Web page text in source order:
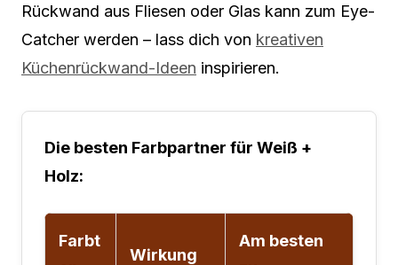
Rückwand aus Fliesen oder Glas kann zum Eye-
Catcher werden – lass dich von kreativen
Küchenrückwand-Ideen inspirieren.
Die besten Farbpartner für Weiß +
Holz:
Farbt
Wirkung
Am besten